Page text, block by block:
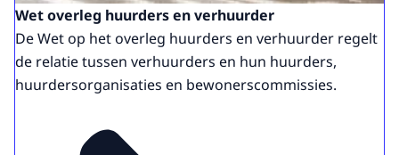
Wet overleg huurders en verhuurder
De Wet op het overleg huurders en verhuurder regelt
de relatie tussen verhuurders en hun huurders,
huurdersorganisaties en bewonerscommissies.